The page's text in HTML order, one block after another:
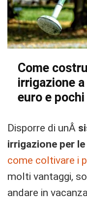
Come
irrigazione
euro e
Disporre di unÂ
irrigazione per
come coltivare i
molti vantaggi,
andare in